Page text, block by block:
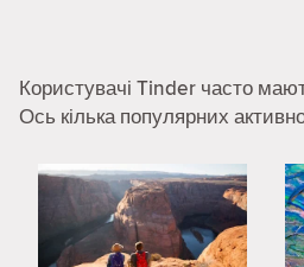
Користувачі Tinder часто
Ось кілька популярних